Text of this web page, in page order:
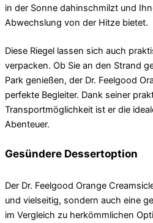
in der Sonne dahinschmilzt und
Abwechslung von der Hitze bietet.
Diese Riegel lassen sich auch
verpacken. Ob Sie an den Strand
Park genießen, der Dr. Feelgood
perfekte Begleiter. Dank seiner
Transportmöglichkeit ist er die
Abenteuer.
Gesündere Dessertoption
Der Dr. Feelgood Orange
und vielseitig, sondern auch eine
im Vergleich zu herkömmlichen